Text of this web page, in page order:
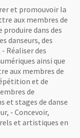
et promouvoir la
aux membres de
produire dans des
danseurs, des
Réaliser des
ainsi que
aux membres de
et de
de
et stages de danse
- Concevoir,
et artistiques en